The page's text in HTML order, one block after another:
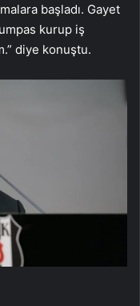
başladı. Gayet
kurup iş
diye konuştu.